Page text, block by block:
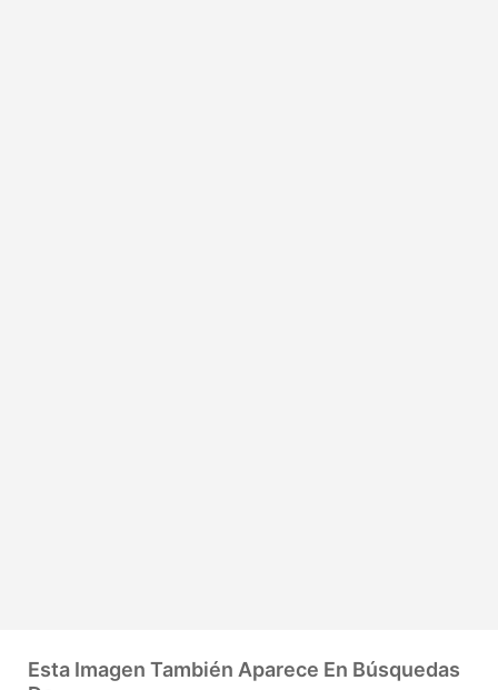
Esta Imagen También Aparece En Búsquedas